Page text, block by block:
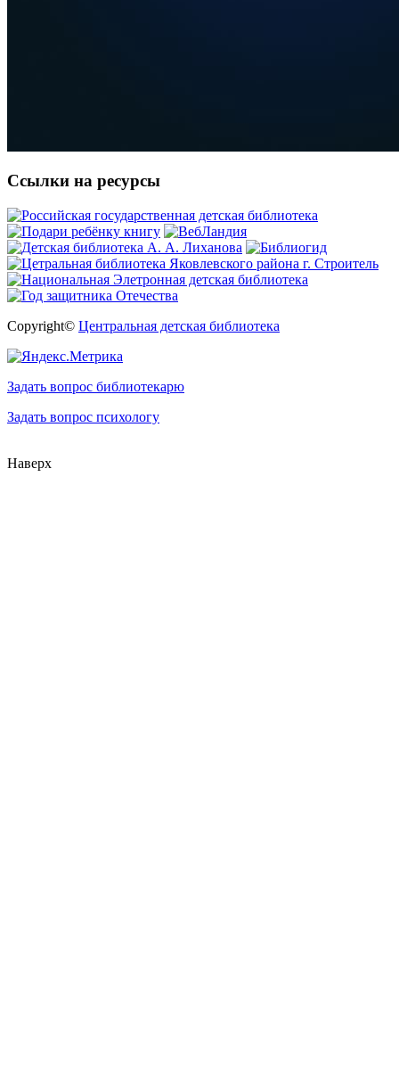
Ссылки на ресурсы
Copyright© Центральная детская библиотека
Задать вопрос библиотекарю
Задать вопрос психологу
Наверх